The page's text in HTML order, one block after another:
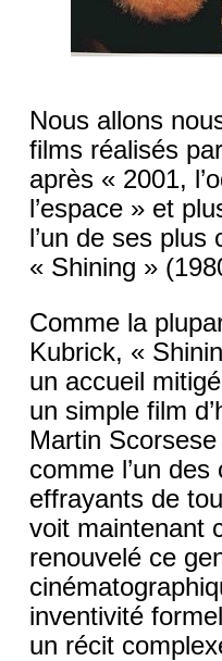
Nous allons
films réalisés
après « 2001,
l’espace » et
l’un de ses plus
« Shining »
Comme la
Kubrick, «
un accueil
un simple film
Martin
comme l’un
effrayants de
voit maintenant
renouvelé ce
inventivité
un récit